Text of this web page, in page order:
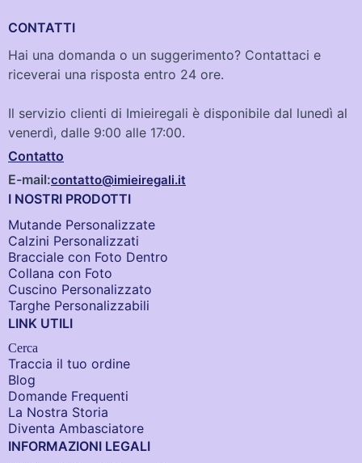
CONTATTI
Hai una domanda o un suggerimento? Contattaci e
riceverai una risposta entro 24 ore.
Il servizio clienti di Imieiregali è disponibile dal lunedì al
venerdì, dalle 9:00 alle 17:00.
Contatto
E-mail:contatto@imieiregali.it
I NOSTRI PRODOTTI
Mutande Personalizzate
Calzini Personalizzati
Bracciale con Foto Dentro​
Collana con Foto
Cuscino Personalizzato
Targhe Personalizzabili
LINK UTILI
Cerca
Traccia il tuo ordine
Blog
Domande Frequenti
La Nostra Storia
Diventa Ambasciatore
INFORMAZIONI LEGALI